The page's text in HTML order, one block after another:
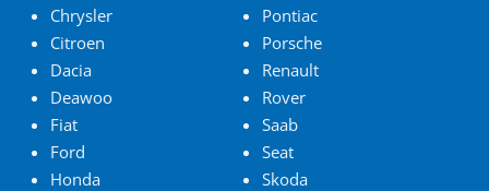
Chrysler
Citroen
Dacia
Deawoo
Fiat
Ford
Honda
Pontiac
Porsche
Renault
Rover
Saab
Seat
Skoda